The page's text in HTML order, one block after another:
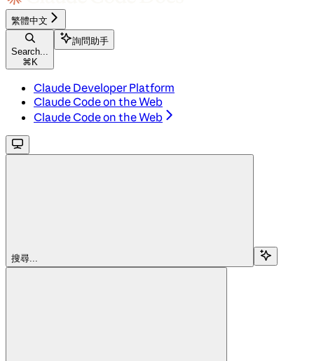
繁體中文
Search...
⌘ K
詢問助手
Claude Developer Platform
Claude Code on the Web
Claude Code on the Web
搜尋...